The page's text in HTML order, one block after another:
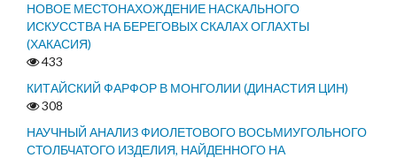
НОВОЕ МЕСТОНАХОЖДЕНИЕ НАСКАЛЬНОГО
ИСКУССТВА НА БЕРЕГОВЫХ СКАЛАХ ОГЛАХТЫ
(ХАКАСИЯ)
433
КИТАЙСКИЙ ФАРФОР В МОНГОЛИИ (ДИНАСТИЯ ЦИН)
308
НАУЧНЫЙ АНАЛИЗ ФИОЛЕТОВОГО ВОСЬМИУГОЛЬНОГО
СТОЛБЧАТОГО ИЗДЕЛИЯ, НАЙДЕННОГО НА